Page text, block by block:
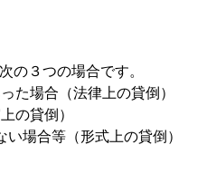
の３つの場合です。
た場合（法律上の貸倒）
の貸倒）
場合等（形式上の貸倒）